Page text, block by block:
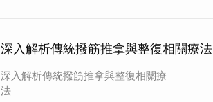
深入解析傳統撥筋推拿與整復相關療法
深入解析傳統撥筋推拿與整復相關療
法